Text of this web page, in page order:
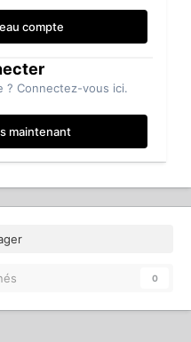
compte
? Connectez-vous ici.
maintenant
0